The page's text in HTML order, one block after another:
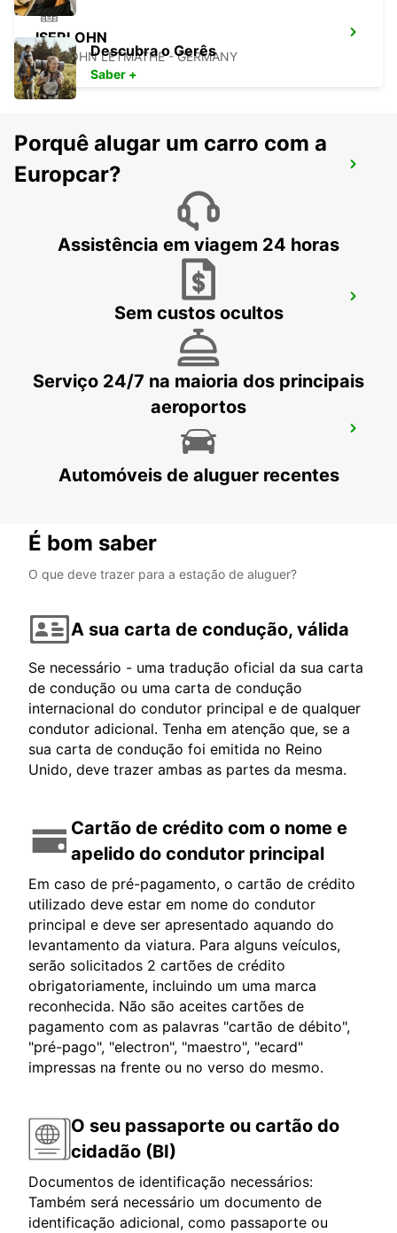
ISERLOHN
ISERLOHN LETMATHE - GERMANY
HAGEN
HAGEN - GERMANY
WITTEN / RUHR - GERMANY
Descubra o Gerês
Saber +
Porquê alugar um carro com a
Europcar?
Assistência em viagem 24 horas
Sem custos ocultos
Serviço 24/7 na maioria dos principais
aeroportos
Automóveis de aluguer recentes
É bom saber
O que deve trazer para a estação de aluguer?
A sua carta de condução, válida
Se necessário - uma tradução oficial da sua carta
de condução ou uma carta de condução
internacional do condutor principal e de qualquer
condutor adicional. Tenha em atenção que, se a
sua carta de condução foi emitida no Reino
Unido, deve trazer ambas as partes da mesma.
Cartão de crédito com o nome e
apelido do condutor principal
Em caso de pré-pagamento, o cartão de crédito
utilizado deve estar em nome do condutor
principal e deve ser apresentado aquando do
levantamento da viatura. Para alguns veículos,
serão solicitados 2 cartões de crédito
obrigatoriamente, incluindo um uma marca
reconhecida. Não são aceites cartões de
pagamento com as palavras "cartão de débito",
"pré-pago", "electron", "maestro", "ecard"
impressas na frente ou no verso do mesmo.
O seu passaporte ou cartão do
cidadão (BI)
Documentos de identificação necessários:
Também será necessário um documento de
identificação adicional, como passaporte ou